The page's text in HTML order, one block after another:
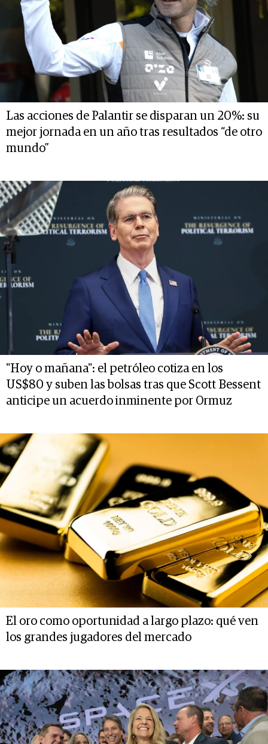
Las acciones de Palantir se disparan un 20%: su
mejor jornada en un año tras resultados “de otro
mundo”
"Hoy o mañana": el petróleo cotiza en los
US$80 y suben las bolsas tras que Scott Bessent
anticipe un acuerdo inminente por Ormuz
El oro como oportunidad a largo plazo: qué ven
los grandes jugadores del mercado